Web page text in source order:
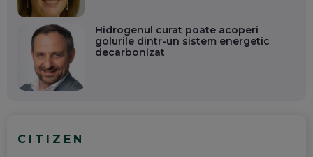
Hidrogenul curat poate acoperi
golurile dintr-un sistem energetic
decarbonizat
CITIZEN